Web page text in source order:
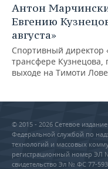
Антон
Евгению
августа»
Спортивный
трансфере
выходе на Тимоти
© 2015 - 2026 Сетевое
Федеральной службой по
технологий и массовых
регистрационный номер ЭЛ
свидетельство Эл № ФС 77-